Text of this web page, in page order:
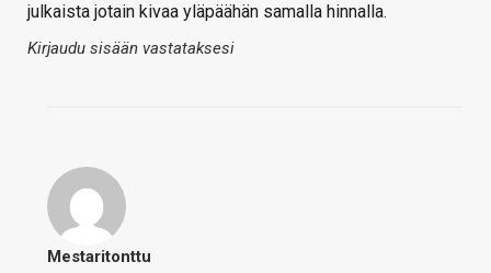
julkaista jotain kivaa yläpäähän samalla hinnalla.
Kirjaudu sisään vastataksesi
Mestaritonttu